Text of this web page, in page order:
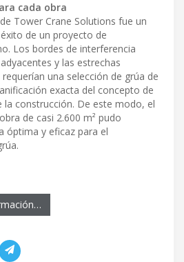
cada obra
Tower Crane Solutions fue un
de un proyecto de
Los bordes de interferencia
y las estrechas
una selección de grúa de
exacta del concepto de
la construcción. De este modo, el
de casi 2.600 m² pudo
óptima y eficaz para el